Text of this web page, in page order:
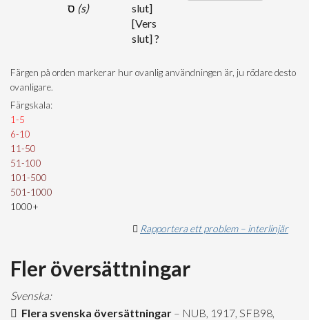
(s)
slut]
[Vers
slut] ?
Färgen på orden markerar hur ovanlig användningen är, ju rödare desto
ovanligare.
Färgskala:
1-5
6-10
11-50
51-100
101-500
501-1000
1000+
Rapportera ett problem – interlinjär
Fler översättningar
Svenska:
Flera svenska översättningar – NUB, 1917, SFB98,